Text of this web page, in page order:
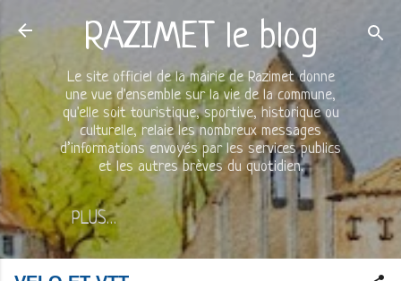
Accéder au contenu principal
RAZIMET le blog
Le site officiel de la mairie de Razimet donne
une vue d'ensemble sur la vie de la commune,
qu'elle soit touristique, sportive, historique ou
culturelle, relaie les nombreux messages
d’informations envoyés par les services publics
et les autres brèves du quotidien.
PLUS…